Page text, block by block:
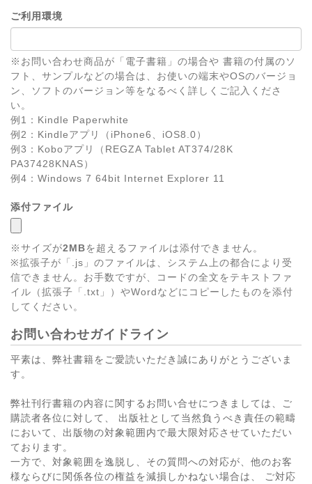
ご利用環境
※お問い合わせ商品が「電子書籍」の場合や 書籍の付属のソ
フト、サンプルなどの場合は、お使いの端末やOSのバージョ
ン、ソフトのバージョン等をなるべく詳しくご記入くださ
い。
例1：Kindle Paperwhite
例2：Kindleアプリ（iPhone6、iOS8.0）
例3：Koboアプリ（REGZA Tablet AT374/28K
PA37428KNAS）
例4：Windows 7 64bit Internet Explorer 11
添付ファイル
※サイズが2MBを超えるファイルは添付できません。
※拡張子が「.js」のファイルは、システム上の都合により受
信できません。お手数ですが、コードの全文をテキストファ
イル（拡張子「.txt」）やWordなどにコピーしたものを添付
してください。
お問い合わせガイドライン
平素は、弊社書籍をご愛読いただき誠にありがとうございま
す。
弊社刊行書籍の内容に関するお問い合せにつきましては、ご
購読者各位に対して、 出版社として当然負うべき責任の範疇
において、出版物の対象範囲内で最大限対応させていただい
ております。
一方で、対象範囲を逸脱し、その質問への対応が、他のお客
様ならびに関係各位の権益を減損しかねない場合は、 ご対応